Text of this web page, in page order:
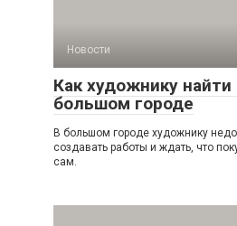
Новости
Как художнику найти
большом городе
В большом городе художнику
создавать работы и ждать, что
сам.